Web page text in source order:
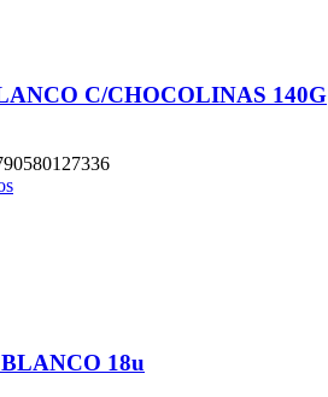
C/CHOCOLINAS 140G
18u